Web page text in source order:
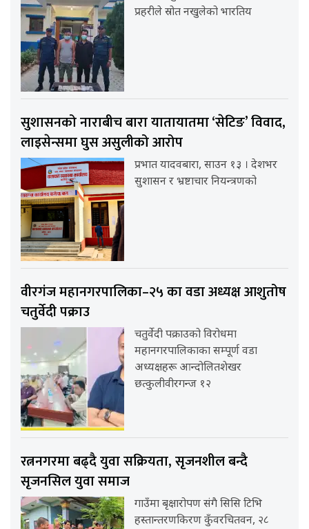
प्रहरीले स्रोत नखुलेको भारतिय
सुशासनको नाराबीच बारा यातायातमा ‘सेटिङ’ विवाद,
लाइसेन्समा घुस असुलीको आरोप
प्रभात यादवबारा, साउन १३ । देशभर
सुशासन र भ्रष्टाचार नियन्त्रणको
वीरगंज महानगरपालिका–२५ का वडा अध्यक्ष आशुतोष
चतुर्वेदी पक्राउ
चतुर्वेदी पक्राउको विरोधमा
महानगरपालिकाका सम्पूर्ण वडा
अध्यक्षहरू आन्दोलितशेखर
छत्कुलीवीरगन्ज १२
रत्ननगरमा बढ्दै युवा सक्रियता, सृजनशील बन्दै
सृजनसिल युवा समाज
गाउँमा बृक्षारोपण संगै सिसि टिभि
हस्तान्तरणकिरण कुँवरचितवन, २८